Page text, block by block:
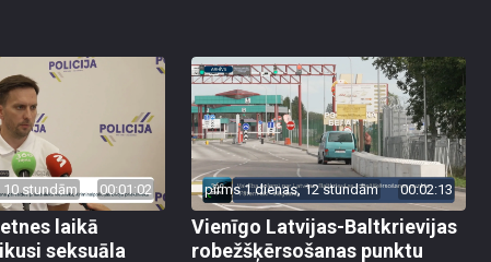
stundām 00:01:02
laikā
seksuāla
pirms 1 dienas, 12 stundām 00:02:13
Vienīgo Latvijas-Baltkrievijas
robežšķērsošanas punktu